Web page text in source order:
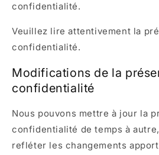
confidentialité.
Veuillez lire attentivement la
confidentialité.
Modifications de la
confidentialité
Nous pouvons mettre à jour la
confidentialité de temps à
refléter les changements